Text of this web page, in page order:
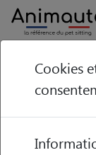
Animaute Ile-de-
Cookies